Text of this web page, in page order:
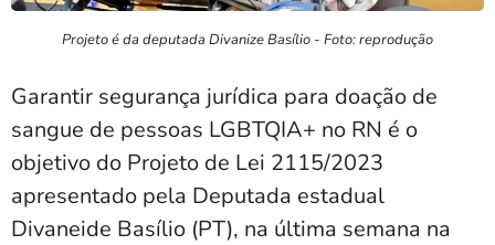
Projeto é da deputada Divanize Basílio - Foto: reprodução
Garantir segurança jurídica para doação de
sangue de pessoas LGBTQIA+ no RN é o
objetivo do Projeto de Lei 2115/2023
apresentado pela Deputada estadual
Divaneide Basílio (PT), na última semana na